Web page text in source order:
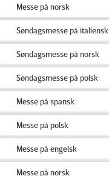
Messe på norsk
Søndagsmesse på italiensk
Søndagsmesse på norsk
Søndagsmesse på polsk
Messe på spansk
Messe på polsk
Messe på engelsk
Messe på norsk